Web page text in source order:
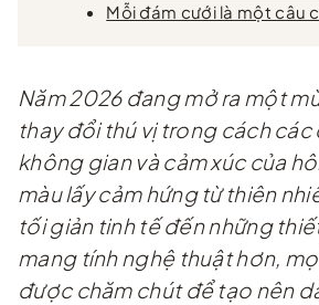
Mỗi đám cưới là một câu
Năm 2026 đang mở ra một
thay đổi thú vị trong cách các
không gian và cảm xúc của
màu lấy cảm hứng từ thiên
tối giản tinh tế đến những
mang tính nghệ thuật hơn,
được chăm chút để tạo nên